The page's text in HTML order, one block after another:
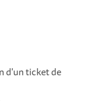
d'un ticket de